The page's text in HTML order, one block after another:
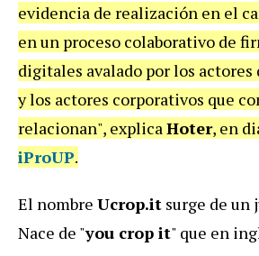
evidencia de realización en el
en un proceso colaborativo de
digitales avalado por los
y los actores corporativos que
relacionan", explica Hoter, en
iProUP.
El nombre Ucrop.it surge de un
Nace de "you crop it" que en